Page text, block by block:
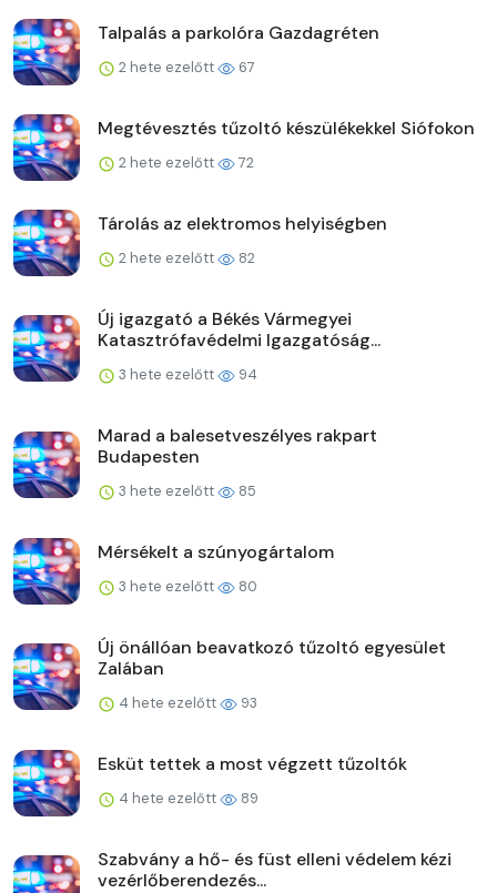
Talpalás a parkolóra Gazdagréten
2 hete ezelőtt 67
Megtévesztés tűzoltó készülékekkel Siófokon
2 hete ezelőtt 72
Tárolás az elektromos helyiségben
2 hete ezelőtt 82
Új igazgató a Békés Vármegyei
Katasztrófavédelmi Igazgatóság...
3 hete ezelőtt 94
Marad a balesetveszélyes rakpart
Budapesten
3 hete ezelőtt 85
Mérsékelt a szúnyogártalom
3 hete ezelőtt 80
Új önállóan beavatkozó tűzoltó egyesület
Zalában
4 hete ezelőtt 93
Esküt tettek a most végzett tűzoltók
4 hete ezelőtt 89
Szabvány a hő- és füst elleni védelem kézi
vezérlőberendezés...